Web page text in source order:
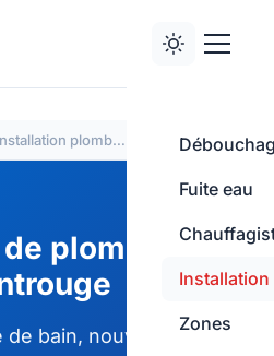
Fuite eau
Installation
Zones
Installation plomberie
plomberie à
bain, nouvelle cuisine